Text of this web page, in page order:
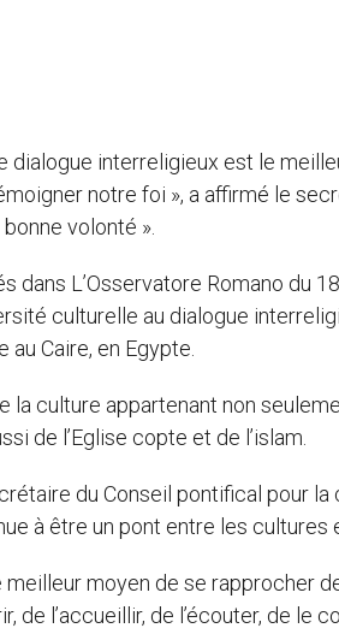
dialogue interreligieux est le
notre foi », a affirmé le
volonté ».
L’Osservatore Romano du
culturelle au dialogue
Caire, en Egypte.
la culture appartenant non
de l’Eglise copte et de l’islam.
du Conseil pontifical pour la
à être un pont entre les cultures
moyen de se rapprocher de
de l’accueillir, de l’écouter, de le